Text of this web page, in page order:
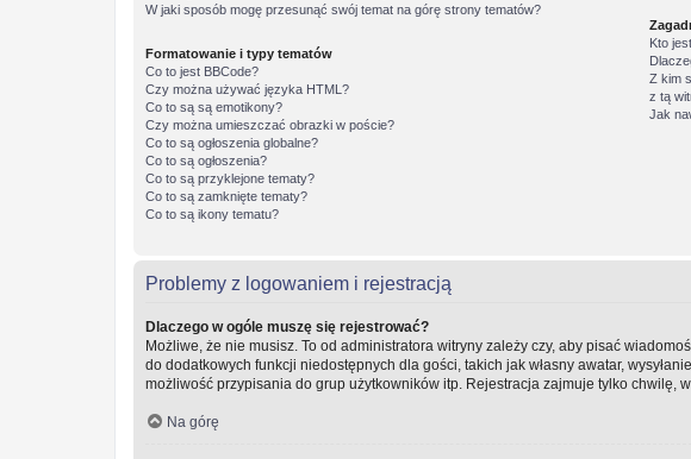
W jaki sposób mogę przesunąć swój temat na górę strony tematów?
Formatowanie i typy tematów
Co to jest BBCode?
Czy można używać języka HTML?
Co to są są emotikony?
Czy można umieszczać obrazki w poście?
Co to są ogłoszenia globalne?
Co to są ogłoszenia?
Co to są przyklejone tematy?
Co to są zamknięte tematy?
Co to są ikony tematu?
Kto
Z kim
z tą
Jak
Problemy z logowaniem i rejestracją
Dlaczego w ogóle muszę się rejestrować?
Możliwe, że nie musisz. To od administratora witryny zależy czy, aby pisać
do dodatkowych funkcji niedostępnych dla gości, takich jak własny awatar,
możliwość przypisania do grup użytkowników itp. Rejestracja zajmuje tylko chwilę,
Na górę